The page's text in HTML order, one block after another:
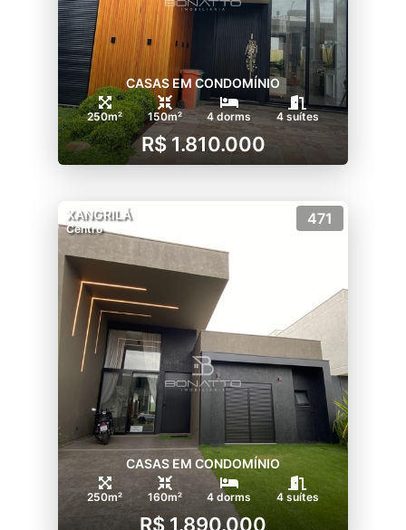
CASAS EM CONDOMÍNIO
250m² 150m² 4 dorms 4 suítes
R$ 1.810.000
XANGRILÁ
Centro
471
CASAS EM CONDOMÍNIO
250m² 160m² 4 dorms 4 suítes
R$ 1.890.000